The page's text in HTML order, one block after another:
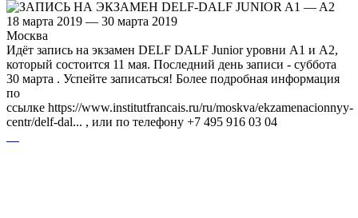
18 марта 2019 — 30 марта 2019
Москва
Идёт запись на экзамен DELF DALF Junior уровни A1 и A2,
который состоится 11 мая. Последний день записи - суббота
30 марта . Успейте записаться! Более подробная информация
по
ссылке https://www.institutfrancais.ru/ru/moskva/ekzamenacionnyy-
centr/delf-dal... , или по телефону +7 495 916 03 04